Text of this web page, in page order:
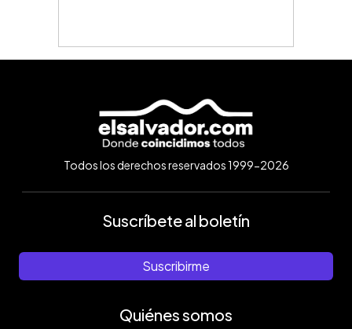
Todos los derechos reservados 1999-2026
Suscríbete al boletín
Suscribirme
Quiénes somos